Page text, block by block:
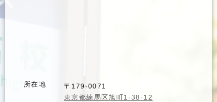
所在地
〒179-0071
東京都練馬区旭町1-38-12